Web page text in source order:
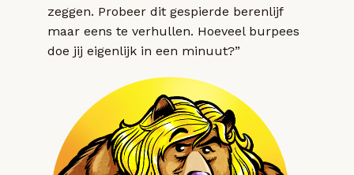
zeggen. Probeer dit gespierde berenlijf
maar eens te verhullen. Hoeveel burpees
doe jij eigenlijk in een minuut?”